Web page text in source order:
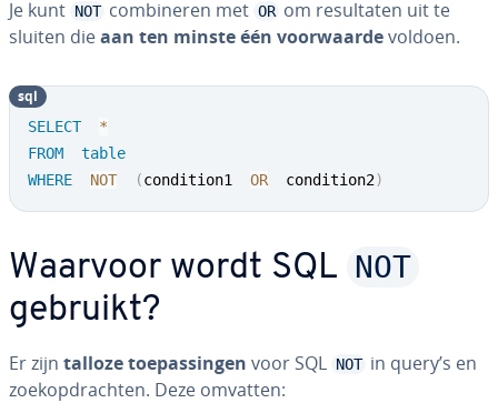
Je kunt NOT com­bi­ne­ren met OR om re­sul­ta­ten uit te
sluiten dieaan ten minste één voor­waar­devoldoen.
SELECT
*
FROM
table
WHERE
NOT (condition1 OR
  condition2
)
sql
Waarvoor wordt SQL NOT
gebruikt?
Er zijn talloze toe­pas­sin­gen voor SQL NOT in query’s en
zoek­op­drach­ten. Deze omvatten: